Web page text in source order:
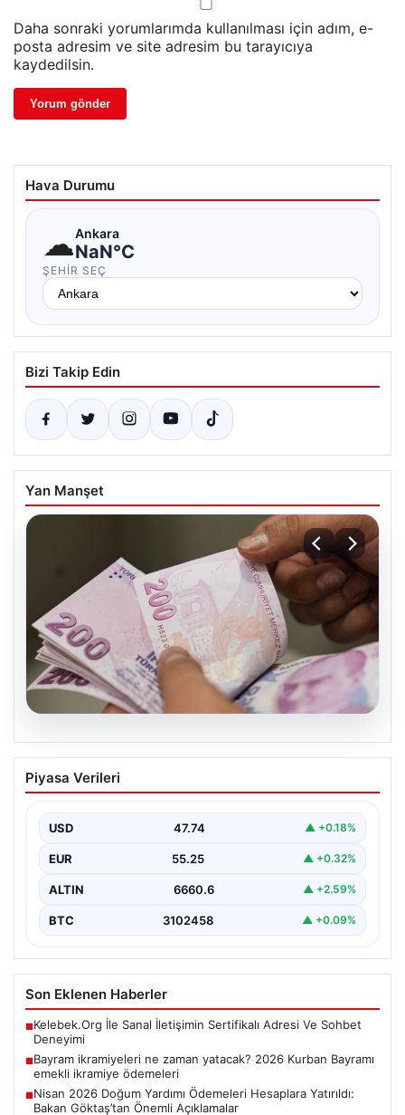
Daha sonraki yorumlarımda kullanılması için adım, e-
posta adresim ve site adresim bu tarayıcıya
kaydedilsin.
Hava Durumu
☁Ankara
NaN°C
ŞEHIR SEÇ
Bizi Takip Edin
Yan Manşet
Bayram ikramiyeleri ne zaman yatacak?
2026 Kurban Bayramı emekli ikramiye
Piyasa Verileri
USD 47.74 ▲ +0.18%
EUR 55.25 ▲ +0.32%
ALTIN 6660.6 ▲ +2.59%
BTC 3102458 ▲ +0.09%
Son Eklenen Haberler
■Kelebek.Org İle Sanal İletişimin Sertifikalı Adresi Ve Sohbet
Deneyimi
■Bayram ikramiyeleri ne zaman yatacak? 2026 Kurban Bayramı
emekli ikramiye ödemeleri
■Nisan 2026 Doğum Yardımı Ödemeleri Hesaplara Yatırıldı:
Bakan Göktaş’tan Önemli Açıklamalar